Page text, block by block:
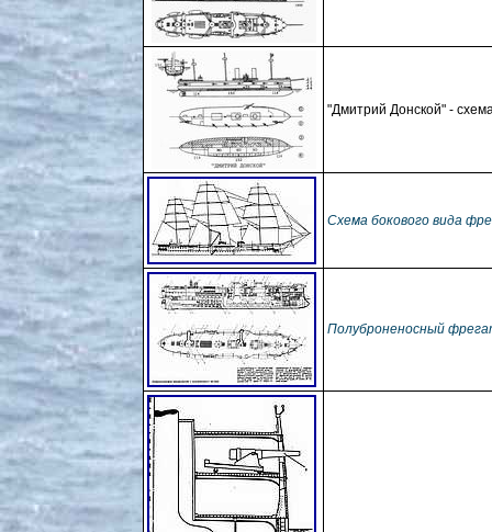
"Дмитрий Донской" -
Схема бокового вида
Полуброненосный